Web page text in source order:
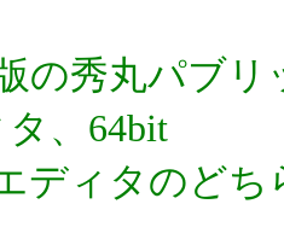
の秀丸パブリ
、64bit
ディタのど